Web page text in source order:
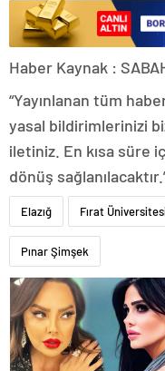
Haber Kaynak :
“Yayınlanan tüm
yasal bildirimlerinizi
iletiniz. En kısa süre
dönüş
Elazığ Fırat
Pınar Şimşek